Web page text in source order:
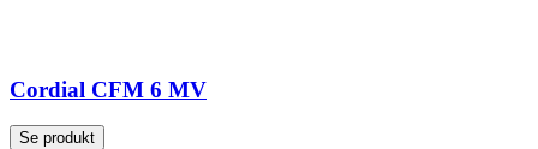
Cordial CFM 6 MV
Se produkt